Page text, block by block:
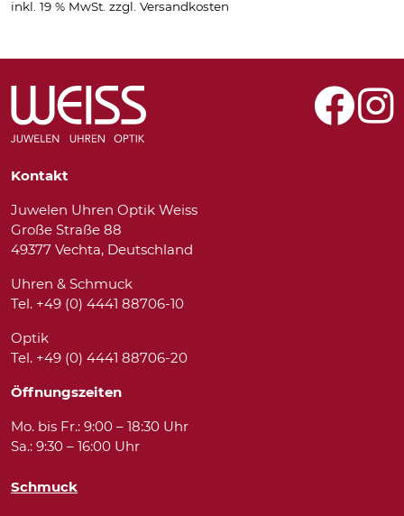
inkl. 19 % MwSt. zzgl. Versandkosten
Kontakt
Juwelen Uhren Optik Weiss
Große Straße 88
49377 Vechta, Deutschland
Uhren & Schmuck
Tel. +49 (0) 4441 88706-10
Optik
Tel. +49 (0) 4441 88706-20
Öffnungszeiten
Mo. bis Fr.: 9:00 – 18:30 Uhr
Sa.: 9:30 – 16:00 Uhr
Schmuck